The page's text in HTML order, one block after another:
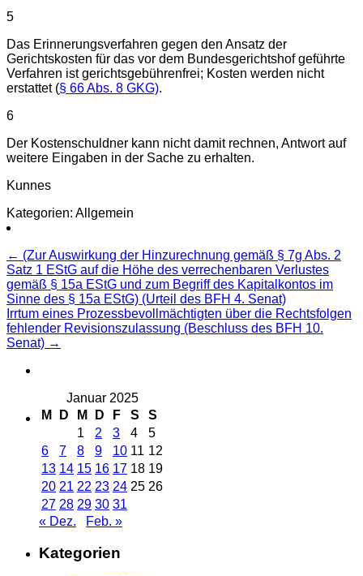
5
Das Erinnerungsverfahren gegen den Ansatz der
Gerichtskosten für das vor dem Bundesgerichtshof geführte
Verfahren ist gerichtsgebührenfrei; Kosten werden nicht
erstattet (§ 66 Abs. 8 GKG).
6
Der Kostenschuldner kann nicht damit rechnen, Antwort auf
weitere Eingaben in der Sache zu erhalten.
Kunnes
Kategorien: Allgemein
Beitragsnavigation
← (Zur Auswirkung der Hinzurechnung gemäß § 7g Abs. 2
Satz 1 EStG auf die Höhe des verrechenbaren Verlustes
gemäß § 15a EStG und zum Begriff des Kapitalkontos im
Sinne des § 15a EStG) (Urteil des BFH 4. Senat)
Irrtum eines Prozessbevollmächtigten über die Rechtsfolgen
fehlender Revisionszulassung (Beschluss des BFH 10.
Senat) →
Januar 2025
M
D M D F S
S
1
2 3 4
5
6
7 8 9 10 11 12
13 14 15 16 17 18 19
20 21 22 23 24 25 26
27 28 29 30 31
« Dez.
Feb. »
Kategorien